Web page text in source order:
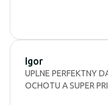
Igor
UPLNE PERFEKTNY
OCHOTU A SUPER